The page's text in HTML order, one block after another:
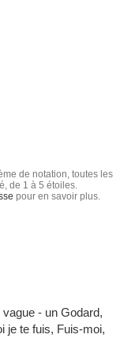
de notation, toutes les
de 1 à 5 étoiles.
pour en savoir plus.
- un Godard,
je te fuis, Fuis-moi,